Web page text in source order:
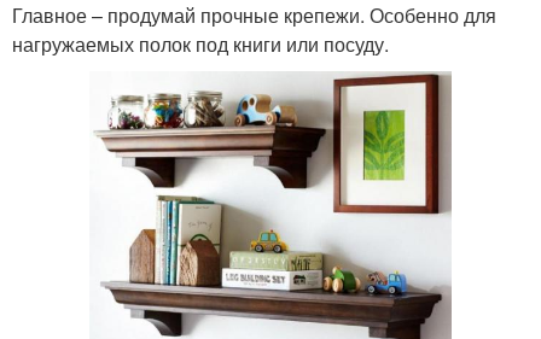
Главное – продумай прочные крепежи. Особенно для
нагружаемых полок под книги или посуду.